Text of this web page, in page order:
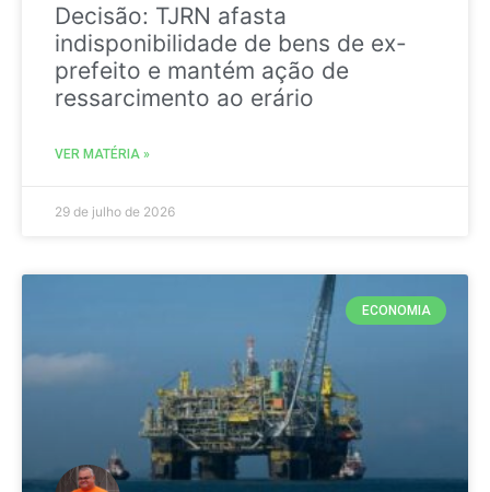
Decisão: TJRN afasta
indisponibilidade de bens de ex-
prefeito e mantém ação de
ressarcimento ao erário
VER MATÉRIA »
29 de julho de 2026
ECONOMIA